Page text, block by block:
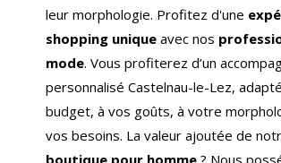
leur morphologie. Profitez d'une
shopping uniqueavec nos
mode. Vous profiterez d’un
personnalisé Castelnau-le-Lez,
budget, à vos goûts, à votre
vos besoins. La valeur ajoutée de
boutique pour homme ? Nous